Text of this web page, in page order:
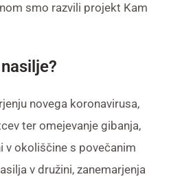
smo razvili projekt Kam
novega koronavirusa,
ter omejevanje gibanja,
okoliščine s povečanim
v družini, zanemarjenja